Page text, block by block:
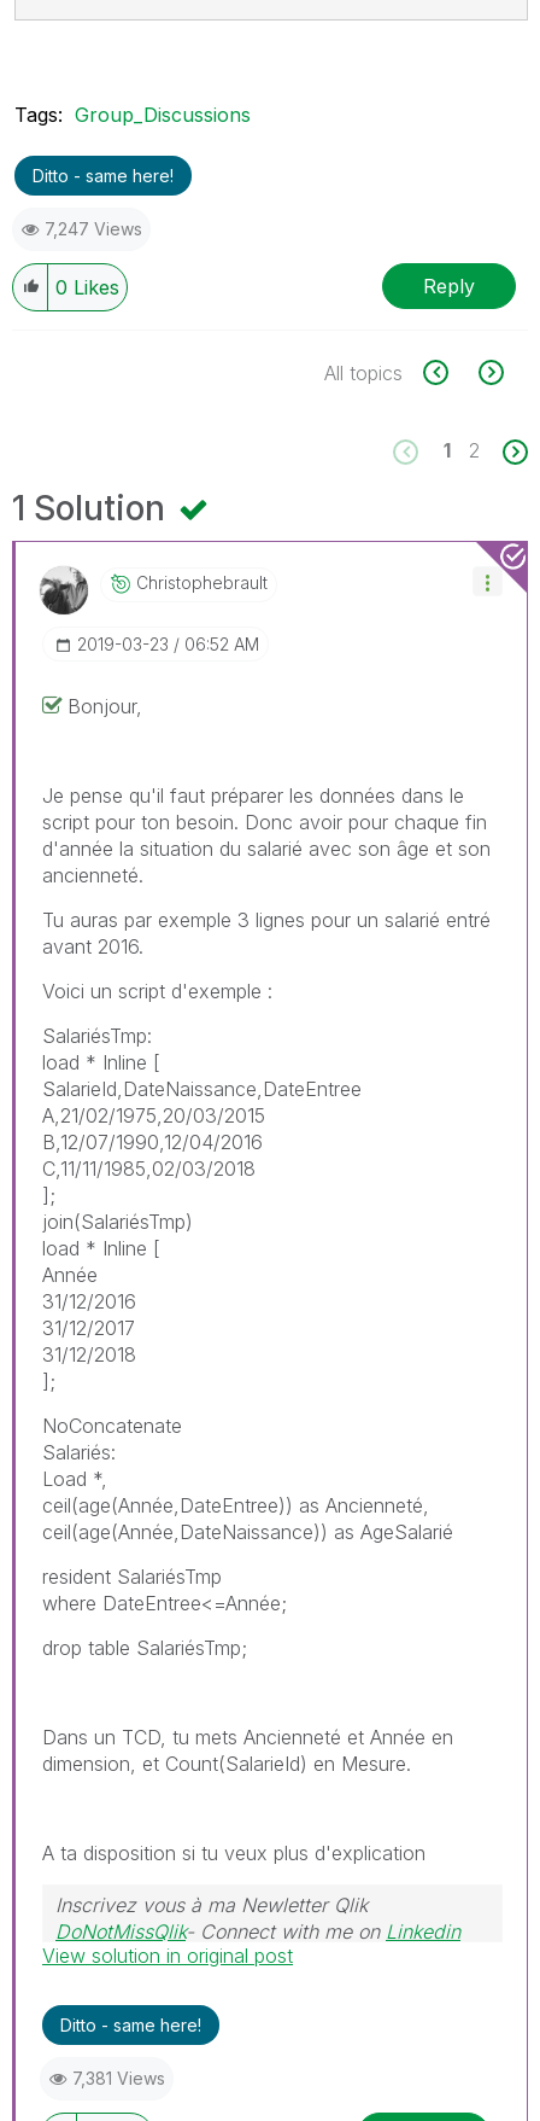
Tags: Group_Discussions
Ditto - same here!
7,247 Views
0 Likes Reply
All topics
1 2
1 Solution
ChristophebraulT
‎2019-03-23 06:52 AM
Bonjour,
Je pense qu'il faut préparer les données dans le
script pour ton besoin. Donc avoir pour chaque fin
d'année la situation du salarié avec son âge et son
ancienneté.
Tu auras par exemple 3 lignes pour un salarié entré
avant 2016.
Voici un script d'exemple :
SalariésTmp:
load * Inline [
SalarieId,DateNaissance,DateEntree
A,21/02/1975,20/03/2015
B,12/07/1990,12/04/2016
C,11/11/1985,02/03/2018
];
join(SalariésTmp)
load * Inline [
Année
31/12/2016
31/12/2017
31/12/2018
];
NoConcatenate
Salariés:
Load *,
ceil(age(Année,DateEntree)) as Ancienneté,
ceil(age(Année,DateNaissance)) as AgeSalarié
resident SalariésTmp
where DateEntree<=Année;
drop table SalariésTmp;
Dans un TCD, tu mets Ancienneté et Année en
dimension, et Count(SalarieId) en Mesure.
A ta disposition si tu veux plus d'explication
Inscrivez vous à ma Newletter Qlik
DoNotMissQlik- Connect with me on Linkedin
View solution in original post
Ditto - same here!
7,381 Views